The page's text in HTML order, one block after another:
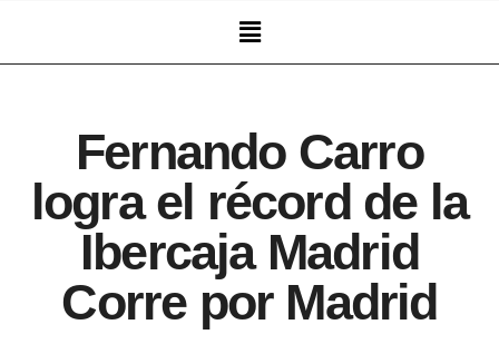
Fernando Carro
logra el récord de la
Ibercaja Madrid
Corre por Madrid